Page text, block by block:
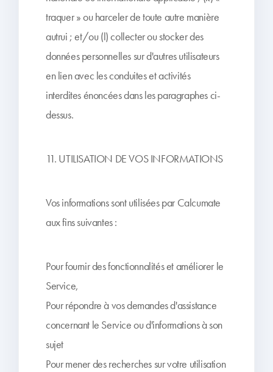
traquer » ou harceler de toute autre manière
autrui ; et/ou (l) collecter ou stocker des
données personnelles sur d'autres utilisateurs
en lien avec les conduites et activités
interdites énoncées dans les paragraphes ci-
dessus.
11. UTILISATION DE VOS INFORMATIONS
Vos informations sont utilisées par Calcumate
aux fins suivantes :
Pour fournir des fonctionnalités et améliorer le
Service,
Pour répondre à vos demandes d'assistance
concernant le Service ou d'informations à son
sujet
Pour mener des recherches sur votre utilisation